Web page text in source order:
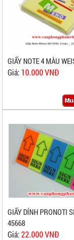
GIẤY NOTE 4 MÀU
Giá: 10.000 VNĐ
GIẤY DÍNH PRONOTI
45668
Giá:22.000 VNĐ